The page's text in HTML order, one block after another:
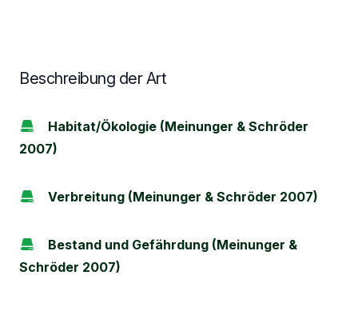
Beschreibung der Art
Habitat/Ökologie (Meinunger & Schröder
2007)
Verbreitung (Meinunger & Schröder 2007)
Bestand und Gefährdung (Meinunger &
Schröder 2007)